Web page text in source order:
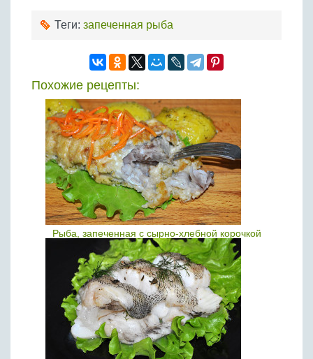
Теги: запеченная рыба
Похожие рецепты:
Рыба, запеченная с сырно-хлебной корочкой